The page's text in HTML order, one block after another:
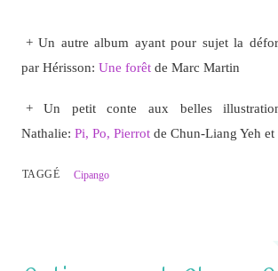
+ Un autre album ayant pour sujet la
par Hérisson: Une forêtde Marc Martin
+ Un petit conte aux belles
Nathalie: Pi, Po, Pierrotde Chun-Liang Yeh et
TAGGÉ Cipango